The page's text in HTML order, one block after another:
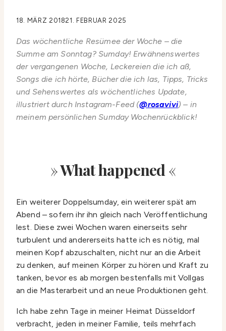
18. MÄRZ 201821. FEBRUAR 2025
Das wöchentliche Resümee der Woche – die
Summe am Sonntag? Sumday! Erwähnenswertes
der vergangenen Woche, Leckereien die ich aß,
Songs die ich hörte, Bücher die ich las, Tipps, Tricks
und Sehenswertes als wöchentliches Update,
illustriert durch Instagram-Feed (@rosavivi) – in
meinem persönlichen Sumday Wochenrückblick!
»What happened«
Ein weiterer Doppelsumday, ein weiterer spät am
Abend – sofern ihr ihn gleich nach Veröffentlichung
lest. Diese zwei Wochen waren einerseits sehr
turbulent und andererseits hatte ich es nötig, mal
meinen Kopf abzuschalten, nicht nur an die Arbeit
zu denken, auf meinen Körper zu hören und Kraft zu
tanken, bevor es ab morgen bestenfalls mit Vollgas
an die Masterarbeit und an neue Produktionen geht.
Ich habe zehn Tage in meiner Heimat Düsseldorf
verbracht, jeden in meiner Familie, teils mehrfach